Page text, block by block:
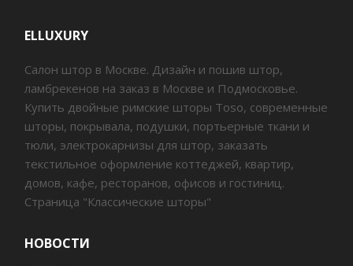
ELLUXURY
Салон штор в Москве. Дизайн и пошив штор,
ламбрекенов на заказ в Москве и Подмосковье.
Купить двойные римские шторы Toso, современные
шторы, покрывала, подушки, портьерные ткани и
тюли, электрокарнизы для штор, заказать
текстильное оформление коттеджей, квартир,
домов, кафе, ресторанов, офисов и гостиниц.
Страница "Классические шторы"
НОВОСТИ